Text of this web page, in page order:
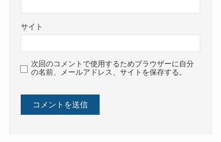
サイト
次回のコメントで使用するためブラウザーに自分
の名前、メールアドレス、サイトを保存する。